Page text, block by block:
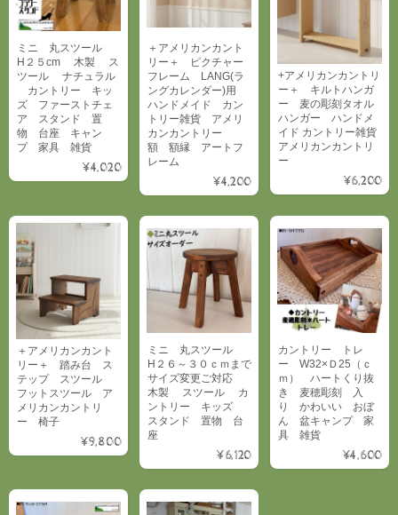
ミニ 丸スツール
H２５cm 木製 ス
ツール ナチュラル
カントリー キッ
ズ ファーストチェ
ア スタンド 置
物 台座 キャン
プ 家具 雑貨
¥4,020
＋アメリカンカント
リー＋ ピクチャー
フレーム LANG(ラ
ングカレンダー)用
ハンドメイド カン
トリー雑貨 アメリ
カンカントリー
額 額縁 アートフ
レーム
¥4,200
+アメリカンカントリ
ー＋ キルトハンガ
ー 麦の彫刻タオル
ハンガー ハンドメ
イド カントリー雑貨
アメリカンカントリ
ー
¥6,200
＋アメリカンカント
リー＋ 踏み台 ス
テップ スツール
フットスツール ア
メリカンカントリ
ー 椅子
¥9,800
ミニ 丸スツール
H２６～３０ｃｍまで
サイズ変更ご対応
木製 スツール カ
ントリー キッズ
スタンド 置物 台
座
¥6,120
カントリー トレ
ー W32×Ｄ25（ｃ
ｍ） ハートくり抜
き 麦穂彫刻 入
り かわいい おぼ
ん 盆キャンプ 家
具 雑貨
¥4,600